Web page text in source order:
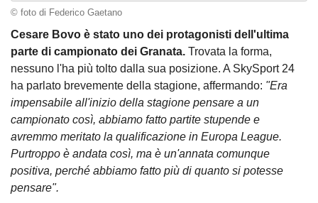
© foto di Federico Gaetano
Cesare Bovo è stato uno dei protagonisti dell'ultima
parte di campionato dei Granata. Trovata la forma,
nessuno l'ha più tolto dalla sua posizione. A SkySport 24
ha parlato brevemente della stagione, affermando: "Era
impensabile all'inizio della stagione pensare a un
campionato così, abbiamo fatto partite stupende e
avremmo meritato la qualificazione in Europa League.
Purtroppo è andata così, ma è un'annata comunque
positiva, perché abbiamo fatto più di quanto si potesse
pensare".